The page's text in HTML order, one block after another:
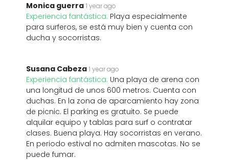
Monica guerra 1 year ago
Experiencia fantástica: Playa especialmente
para surferos, se está muy bien y cuenta con
ducha y socorristas.
Susana Cabeza 1 year ago
Experiencia fantástica: Una playa de arena con
una longitud de unos 600 metros. Cuenta con
duchas. En la zona de aparcamiento hay zona
de picnic. El parking es gratuito. Se puede
alquilar equipo y tablas para surf o contratar
clases. Buena playa. Hay socorristas en verano.
En periodo estival no admiten mascotas. No se
puede fumar.